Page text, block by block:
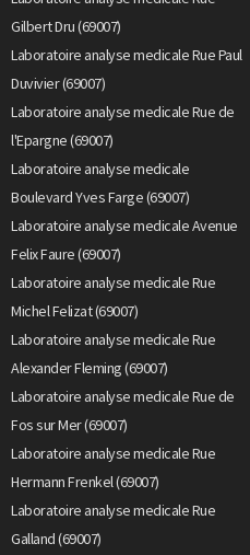
Gilbert Dru (69007)
Laboratoire analyse medicale Rue Paul
Duvivier (69007)
Laboratoire analyse medicale Rue de
l'Epargne (69007)
Laboratoire analyse medicale
Boulevard Yves Farge (69007)
Laboratoire analyse medicale Avenue
Felix Faure (69007)
Laboratoire analyse medicale Rue
Michel Felizat (69007)
Laboratoire analyse medicale Rue
Alexander Fleming (69007)
Laboratoire analyse medicale Rue de
Fos sur Mer (69007)
Laboratoire analyse medicale Rue
Hermann Frenkel (69007)
Laboratoire analyse medicale Rue
Galland (69007)